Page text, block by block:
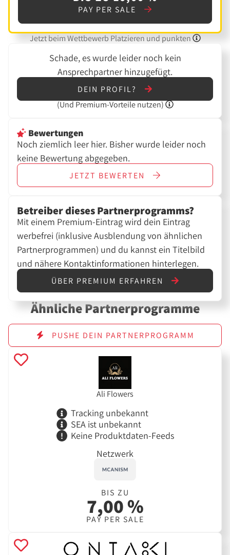
PAY PER SALE
Jetzt beim Wettbewerb Platzieren und punkten
Schade, es wurde leider noch kein
Ansprechpartner hinzugefügt.
DEIN PROFIL?
(Und Premium-Vorteile nutzen)
Bewertungen
Noch ziemlich leer hier. Bisher wurde leider noch
keine Bewertung abgegeben.
JETZT BEWERTEN
Betreiber dieses Partnerprogramms?
Mit einem Premium-Eintrag wird dein Eintrag
werbefrei (inklusive Ausblendung von ähnlichen
Partnerprogrammen) und du kannst ein Titelbild
und nähere Kontaktinformationen hinterlegen.
ÜBER PREMIUM ERFAHREN
Ähnliche Partnerprogramme
PUSHE DEIN PARTNERPROGRAMM
Ali Flowers
Tracking unbekannt
SEA ist unbekannt
Keine Produktdaten-Feeds
Netzwerk
BIS ZU
7,00 %
PAY PER SALE